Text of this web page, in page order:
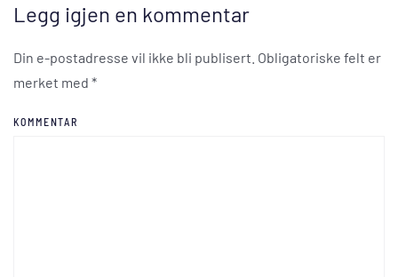
Legg igjen en kommentar
Din e-postadresse vil ikke bli publisert. Obligatoriske felt er
merket med *
KOMMENTAR